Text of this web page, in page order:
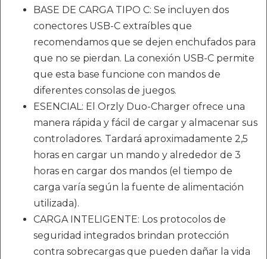
BASE DE CARGA TIPO C: Se incluyen dos
conectores USB-C extraíbles que
recomendamos que se dejen enchufados para
que no se pierdan. La conexión USB-C permite
que esta base funcione con mandos de
diferentes consolas de juegos.
ESENCIAL: El Orzly Duo-Charger ofrece una
manera rápida y fácil de cargar y almacenar sus
controladores. Tardará aproximadamente 2,5
horas en cargar un mando y alrededor de 3
horas en cargar dos mandos (el tiempo de
carga varía según la fuente de alimentación
utilizada).
CARGA INTELIGENTE: Los protocolos de
seguridad integrados brindan protección
contra sobrecargas que pueden dañar la vida